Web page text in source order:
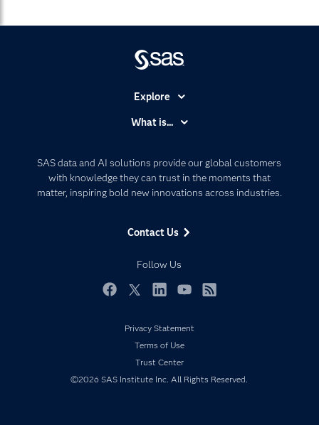
SAS data and AI solutions provide our global customers
with knowledge they can trust in the moments that
matter, inspiring bold new innovations across industries.
Contact Us
Follow Us
Explore
Communities
Company
Developers
Documentation
Events
My SAS
Newsroom
Products
What is...
Artificial Intelligence
Data Management
Privacy Statement
Terms of Use
Trust Center
©2026 SAS Institute Inc. All Rights Reserved.